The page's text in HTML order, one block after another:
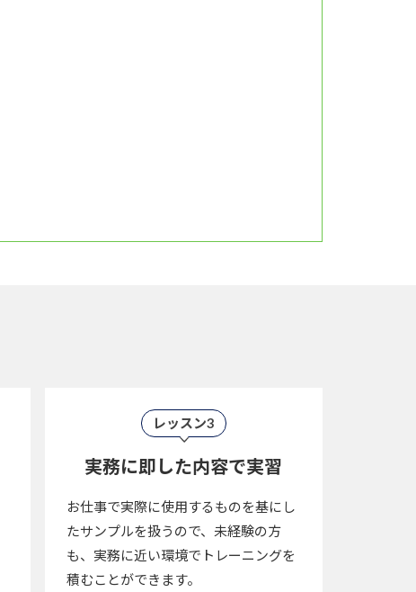
レッスン3
実務に即した内容で実習
お仕事で実際に使用するものを基にし
たサンプルを扱うので、未経験の方
も、実務に近い環境でトレーニングを
積むことができます。